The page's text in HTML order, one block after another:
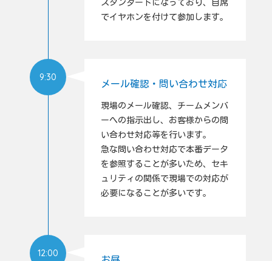
スタンダードになっており、自席
でイヤホンを付けて参加します。
9:30
メール確認・問い合わせ対応
現場のメール確認、チームメンバ
ーへの指示出し、お客様からの問
い合わせ対応等を行います。
急な問い合わせ対応で本番データ
を参照することが多いため、セキ
ュリティの関係で現場での対応が
必要になることが多いです。
12:00